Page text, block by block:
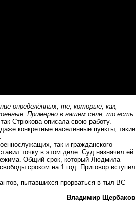
определённых, те, которые, как,
Примерно в нашем селе, то есть
Стрюкова описала свою работу.
конкретные населенные пункты, такие
так и гражданского
точку в этом деле. Суд назначил ей
Общий срок, который Людмила
сроком на 1 год. Приговор вступил
пытавшихся прорваться в тыл ВС
Владимир Щербаков